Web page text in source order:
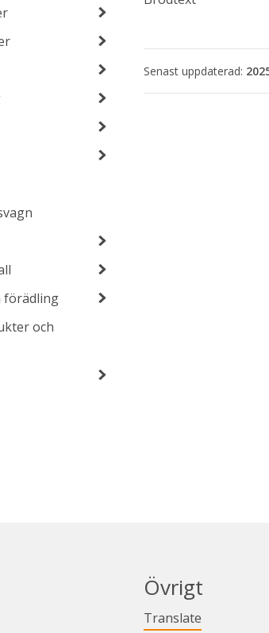
förädling
och
Senast uppdaterad:
Övrigt
Translate